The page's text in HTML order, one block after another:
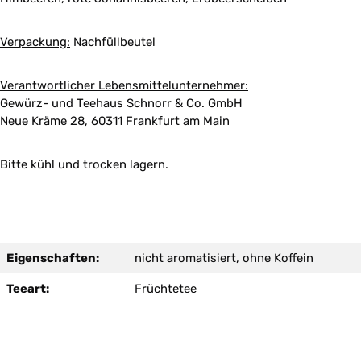
Verpackung: Nachfüllbeutel
Verantwortlicher Lebensmittelunternehmer:
Gewürz- und Teehaus Schnorr & Co. GmbH
Neue Kräme 28, 60311 Frankfurt am Main
Bitte kühl und trocken lagern.
Eigenschaften: nicht aromatisiert, ohne Koffein
Teeart: Früchtetee